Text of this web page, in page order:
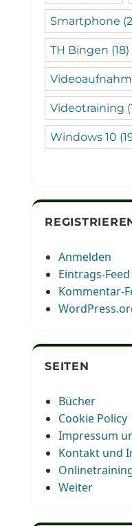
Smartphone
TH Bingen (18)
Videotraining
Windows 10
Anmelden
Eintrags-Feed
Kommentar-
SEITEN
Bücher
Cookie Policy
Impressum
Kontakt und
Weiter